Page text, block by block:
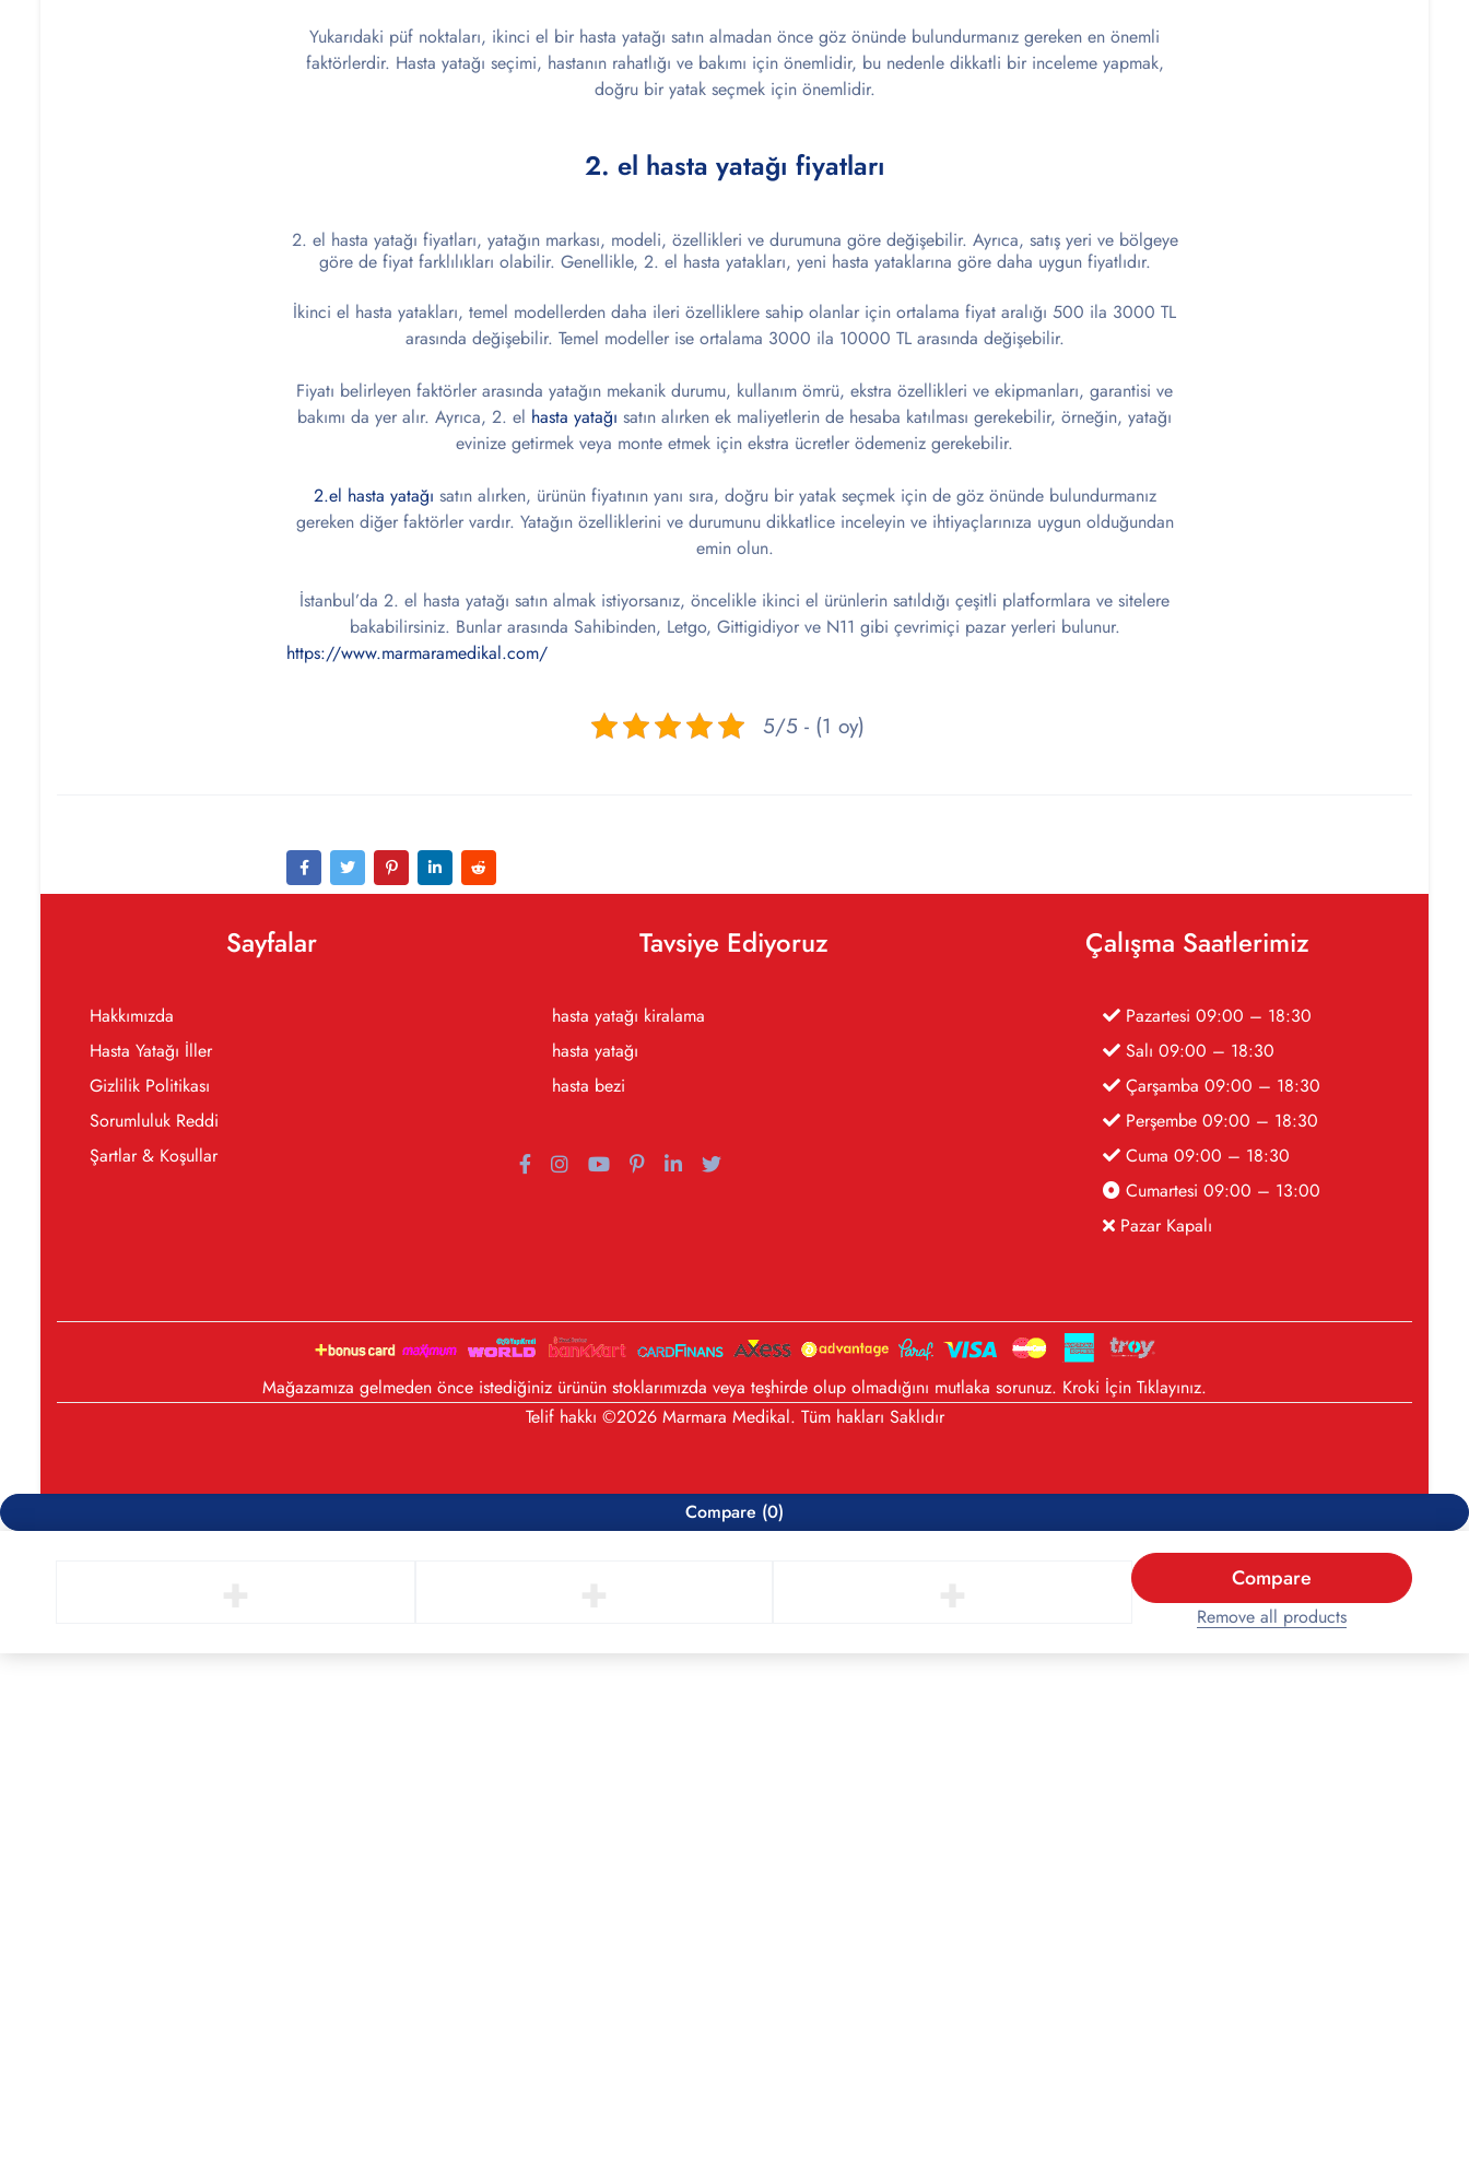
Yukarıdaki püf noktaları, ikinci el bir hasta yatağı satın almadan önce göz önünde bulundurmanız gereken en önemli
faktörlerdir. Hasta yatağı seçimi, hastanın rahatlığı ve bakımı için önemlidir, bu nedenle dikkatli bir inceleme yapmak,
doğru bir yatak seçmek için önemlidir.
2. el hasta yatağı fiyatları
el hasta yatağı fiyatları, yatağın markası, modeli, özellikleri ve durumuna göre değişebilir. Ayrıca, satış yeri ve bölgeye
göre de fiyat farklılıkları olabilir. Genellikle, 2. el hasta yatakları, yeni hasta yataklarına göre daha uygun fiyatlıdır.
İkinci el hasta yatakları, temel modellerden daha ileri özelliklere sahip olanlar için ortalama fiyat aralığı 500 ila 3000 TL
arasında değişebilir. Temel modeller ise ortalama 3000 ila 10000 TL arasında değişebilir.
Fiyatı belirleyen faktörler arasında yatağın mekanik durumu, kullanım ömrü, ekstra özellikleri ve ekipmanları, garantisi ve
bakımı da yer alır. Ayrıca, 2. el hasta yatağı satın alırken ek maliyetlerin de hesaba katılması gerekebilir, örneğin, yatağı
evinize getirmek veya monte etmek için ekstra ücretler ödemeniz gerekebilir.
2.el hasta yatağı satın alırken, ürünün fiyatının yanı sıra, doğru bir yatak seçmek için de göz önünde bulundurmanız
gereken diğer faktörler vardır. Yatağın özelliklerini ve durumunu dikkatlice inceleyin ve ihtiyaçlarınıza uygun olduğundan
emin olun.
İstanbul’da 2. el hasta yatağı satın almak istiyorsanız, öncelikle ikinci el ürünlerin satıldığı çeşitli platformlara ve sitelere
bakabilirsiniz. Bunlar arasında Sahibinden, Letgo, Gittigidiyor ve N11 gibi çevrimiçi pazar yerleri bulunur.
https://www.marmaramedikal.com/
5/5 - (1 oy)
Sayfalar
Hakkımızda
Hasta Yatağı İller
Gizlilik Politikası
Sorumluluk Reddi
Şartlar & Koşullar
Tavsiye Ediyoruz
hasta yatağı kiralama
hasta yatağı
hasta bezi
Çalışma Saatlerimiz
Pazartesi 09:00 – 18:30
Salı 09:00 – 18:30
Çarşamba 09:00 – 18:30
Perşembe 09:00 – 18:30
Cuma 09:00 – 18:30
Cumartesi 09:00 – 13:00
Pazar Kapalı
Mağazamıza gelmeden önce istediğiniz ürünün stoklarımızda veya teşhirde olup olmadığını mutlaka sorunuz. Kroki İçin Tıklayınız.
Telif hakkı ©2026 Marmara Medikal. Tüm hakları Saklıdır
Compare (0)
Compare
Remove all products